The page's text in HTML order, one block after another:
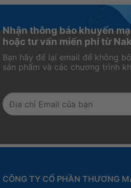
Nhận thông báo khuyến
hoặc tư vấn miến phí từ
Bạn hãy để lại email để không
sản phẩm và các chương trình
CÔNG TY CỔ PHẦN THƯƠNG